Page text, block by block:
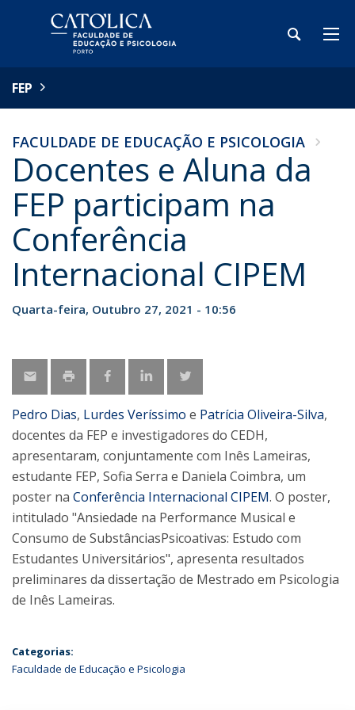
FEP
FACULDADE DE EDUCAÇÃO E PSICOLOGIA
Docentes e Aluna da
FEP participam na
Conferência
Internacional CIPEM
Quarta-feira, Outubro 27, 2021 - 10:56
Pedro Dias, Lurdes Veríssimo e Patrícia Oliveira-Silva,
docentes da FEP e investigadores do CEDH,
apresentaram, conjuntamente com Inês Lameiras,
estudante FEP, Sofia Serra e Daniela Coimbra, um
poster na Conferência Internacional CIPEM. O poster,
intitulado "Ansiedade na Performance Musical e
Consumo de SubstânciasPsicoativas: Estudo com
Estudantes Universitários", apresenta resultados
preliminares da dissertação de Mestrado em Psicologia
de Inês Lameiras.
Categorias:
Faculdade de Educação e Psicologia